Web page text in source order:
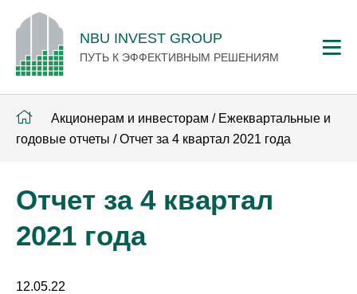
NBU INVEST GROUP
ПУТЬ К ЭФФЕКТИВНЫМ РЕШЕНИЯМ
Акционерам и инвесторам / Ежеквартальные и
годовые отчеты / Отчет за 4 квартал 2021 года
Отчет за 4 квартал
2021 года
12.05.22